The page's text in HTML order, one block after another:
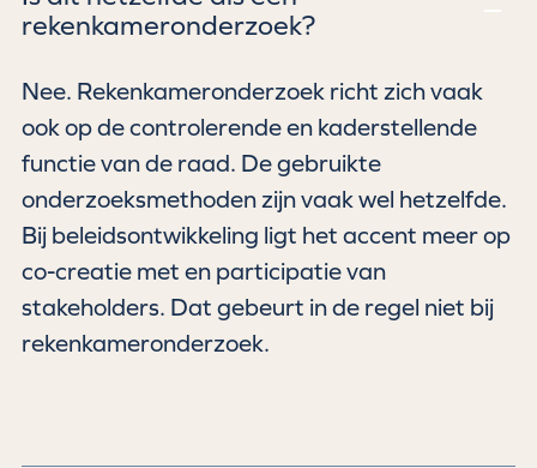
rekenkameronderzoek?
Nee. Rekenkameronderzoek richt zich vaak
ook op de controlerende en kaderstellende
functie van de raad. De gebruikte
onderzoeksmethoden zijn vaak wel hetzelfde.
Bij beleidsontwikkeling ligt het accent meer op
co-creatie met en participatie van
stakeholders. Dat gebeurt in de regel niet bij
rekenkameronderzoek.